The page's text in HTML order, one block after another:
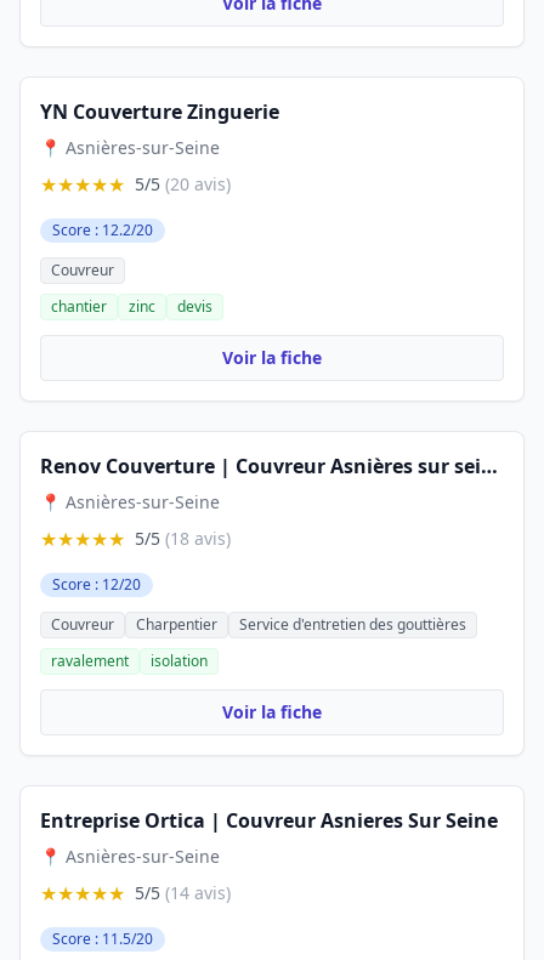
YN Couverture Zinguerie
📍 Asnières-sur-Seine
★★★★★ 5/5 (20 avis)
Score : 12.2/20
Couvreur
chantier
zinc devis
Voir la fiche
Renov Couverture | Couvreur Asnières sur seine
📍 Asnières-sur-Seine
★★★★★ 5/5 (18 avis)
Score : 12/20
Couvreur
Charpentier
Service d'entretien des gouttières
ravalement
isolation
Voir la fiche
Entreprise Ortica | Couvreur Asnieres Sur Seine
📍 Asnières-sur-Seine
★★★★★ 5/5 (14 avis)
Score : 11.5/20